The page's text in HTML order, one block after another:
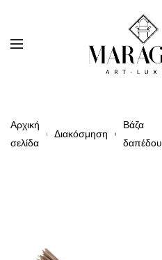
Αρχική
σελίδα
Διακόσμηση
Βάζα
δαπέδου